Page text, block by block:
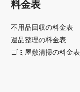
料金表
不用品回収の料金表
遺品整理の料金表
ゴミ屋敷清掃の料金表